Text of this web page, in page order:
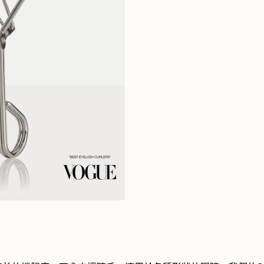
RevitaBrow® Advanced 眉毛
On Lashes
高光睫毛套裝